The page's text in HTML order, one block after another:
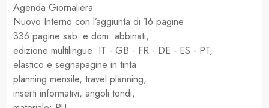
Agenda Giornaliera
Nuovo Interno con l’aggiunta di 16 pagine
336 pagine sab. e dom. abbinati,
edizione multilingue: IT - GB - FR - DE - ES - PT,
elastico e segnapagine in tinta
planning mensile, travel planning,
inserti informativi, angoli tondi,